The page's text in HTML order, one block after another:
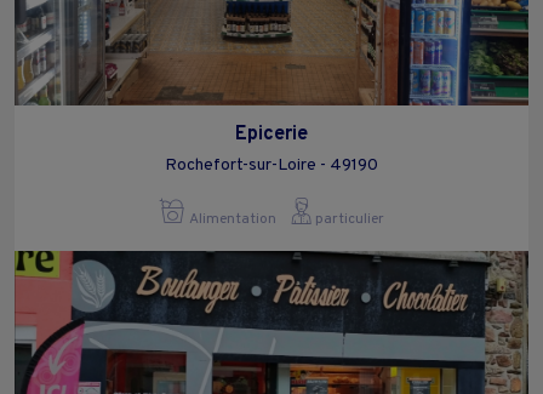
Epicerie
Rochefort-sur-Loire - 49190
Alimentation particulier